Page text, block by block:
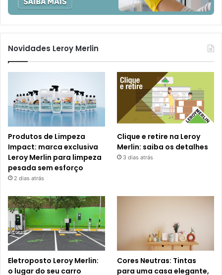
Novidades Leroy Merlin
Produtos de Limpeza
Impact: marca exclusiva
Leroy Merlin para limpeza
pesada sem esforço
2 dias atrás
Clique e retire na Leroy
Merlin: saiba os detalhes
3 dias atrás
Eletroposto Leroy Merlin:
o lugar do seu carro
Cores Neutras: Tintas
para uma casa elegante,